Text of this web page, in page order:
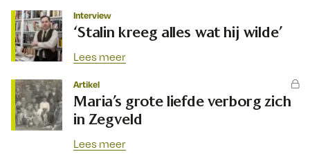
Interview
‘Stalin kreeg alles wat hij wilde’
Lees meer
Artikel
Maria’s grote liefde verborg zich
in Zegveld
Lees meer